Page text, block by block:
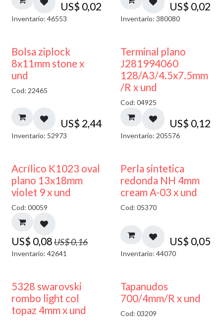
US$ 0,02
Inventario: 46553
US$ 0,02
Inventario: 380080
¡NUEVO!
Bolsa ziplock
8x11mm stone x
und
Cod: 22465
US$ 2,44
Inventario: 52973
Terminal plano
J281994060
128/A3/4.5x7.5mm
/R x und
Cod: 04925
US$ 0,12
Inventario: 205576
50% DESCUENTO
Acrílico K1023 oval
plano 13x18mm
violet 9 x und
Cod: 00059
US$ 0,08US$0,16
Inventario: 42641
Perla sintetica
redonda NH 4mm
cream A-03 x und
Cod: 05370
US$ 0,05
Inventario: 44070
5328 swarovski
rombo light col
topaz 4mm x und
Tapanudos
700/4mm/R x und
Cod: 03209